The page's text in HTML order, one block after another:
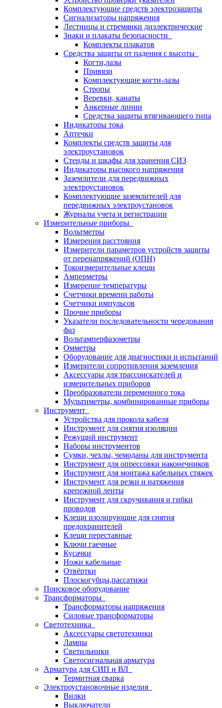
Комплектующие средств электрозащиты
Сигнализаторы напряжения
Лестницы и стремянки диэлектрические
Знаки и плакаты безопасности
Комплекты плакатов
Средства защиты от падения с высоты
Когти,лазы
Привязи
Комплектующие когти-лазы
Стропы
Веревки, канаты
Анкерные линии
Средства защиты втягивающего типа
Индикаторы тока
Аптечки
Комплекты средств защиты для
электроустановок
Стенды и шкафы для хранения СИЗ
Индикаторы высокого напряжения
Заземлители для передвижных
электроустановок
Комплектующие заземлителей для
передвижных электроустановок
Журналы учета и регистрации
Измерительные приборы
Вольтметры
Измерения расстояния
Измерители параметров устройств защиты
от перенапряжений (ОПН)
Токоизмерительные клещи
Амперметры
Измерение температуры
Счетчики времени работы
Счетчики импульсов
Прочие приборы
Указатели последовательности чередования
фаз
Вольтамперфазометры
Омметры
Оборудование для диагностики и испытаний
Измерители сопротивления заземления
Аксессуары для трассоискателей и
измерительных приборов
Преобразователи переменного тока
Мультиметры, комбинированные приборы
Инструмент
Устройства для прокола кабеля
Инструмент для снятия изоляции
Режущий инструмент
Наборы инструментов
Сумки, чехлы, чемоданы для инструмента
Инструмент для опрессовки наконечников
Инструмент для монтажа кабельных стяжек
Инструмент для резки и натяжения
крепежной ленты
Инструмент для скручивания и гибки
проводов
Клещи изолирующие для снятия
предохранителей
Клещи переставные
Ключи гаечные
Кусачки
Ножи кабельные
Отвёртки
Плоскогубцы,пассатижи
Поисковое оборудование
Трансформаторы
Трансформаторы напряжения
Силовые трансформаторы
Светотехника
Аксессуары светотехники
Лампы
Светильники
Светосигнальная арматура
Арматура для СИП и ВЛ
Термитная сварка
Электроустановочные изделия
Вилки
Выключатели